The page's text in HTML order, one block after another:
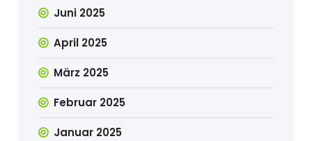
Juni 2025
April 2025
März 2025
Februar 2025
Januar 2025